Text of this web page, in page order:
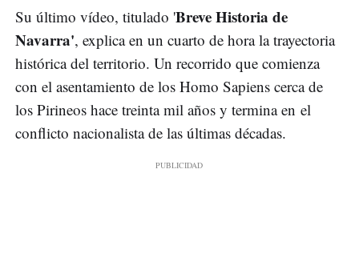
Su último vídeo, titulado 'Breve Historia de
Navarra', explica en un cuarto de hora la trayectoria
histórica del territorio. Un recorrido que comienza
con el asentamiento de los Homo Sapiens cerca de
los Pirineos hace treinta mil años y termina en el
conflicto nacionalista de las últimas décadas.